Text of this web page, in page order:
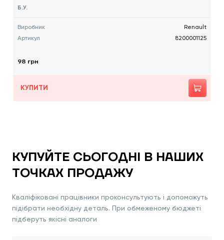
Б.У.
Виробник
Renault
Артикул
8200001125
98 грн
КУПИТИ
КУПУЙТЕ СЬОГОДНІ В НАШИХ
ТОЧКАХ ПРОДАЖУ
Кваліфіковані працівники проконсультують і допоможуть
підібрати необхідну деталь. При обмеженому бюджеті
підберуть якісні аналоги